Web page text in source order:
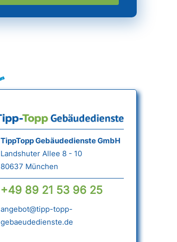
TippTopp Gebäudedienste GmbH
Landshuter Allee 8 - 10
80637 München
+49 89 21 53 96 25
angebot@tipp-topp-
gebaeudedienste.de